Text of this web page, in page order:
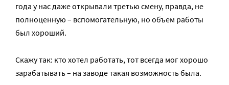
года у нас даже открывали третью смену, правда, не
полноценную – вспомогательную, но объем работы
был хороший.
Скажу так: кто хотел работать, тот всегда мог хорошо
зарабатывать – на заводе такая возможность была.